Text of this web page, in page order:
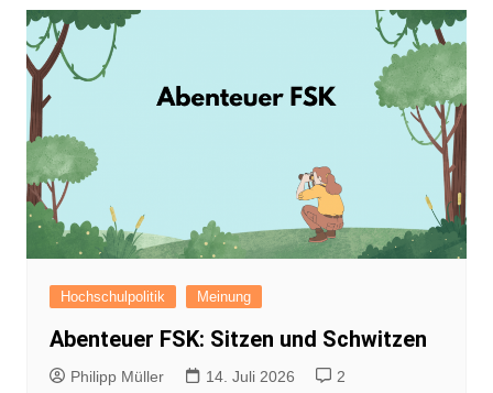
Hochschulpolitik Meinung
Abenteuer FSK: Sitzen und Schwitzen
Philipp Müller 14. Juli 2026 2